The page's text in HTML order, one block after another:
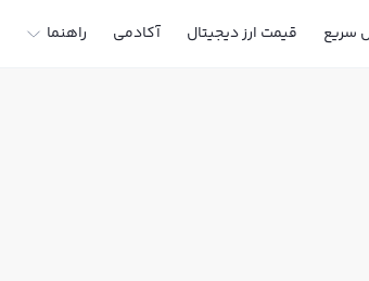
سریع قیمت ارز دیجیتال آکادمی راهنما